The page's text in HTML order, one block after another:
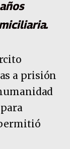
a prisión